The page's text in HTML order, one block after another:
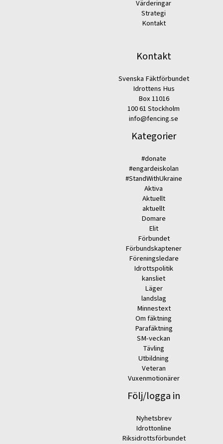
Värderingar
Strategi
Kontakt
Kontakt
Svenska Fäktförbundet
Idrottens Hus
Box 11016
100 61 Stockholm
info@fencing.se
Kategorier
#donate
#engardeiskolan
#StandWithUkraine
Aktiva
Aktuellt
aktuellt
Domare
Elit
Förbundet
Förbundskaptener
Föreningsledare
Idrottspolitik
kansliet
Läger
landslag
Minnestext
Om fäktning
Parafäktning
SM-veckan
Tävling
Utbildning
Veteran
Vuxenmotionärer
Följ/logga in
Nyhetsbrev
Idrottonline
Riksidrottsförbundet